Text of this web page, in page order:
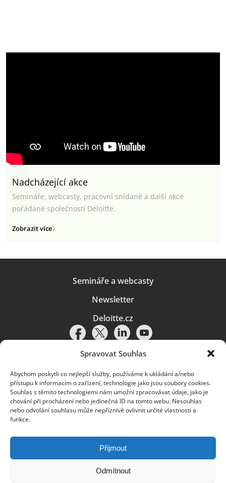
Spravovat Souhlas
Abychom poskytli co nejlepší služby, používáme k ukládání a/nebo
přístupu k informacím o zařízení, technologie jako jsou soubory cookies.
Souhlas s těmito technologiemi nám umožní zpracovávat údaje, jako je
chování při procházení nebo jedinečná ID na tomto webu. Nesouhlas
nebo odvolání souhlasu může nepříznivě ovlivnit určité vlastnosti a
funkce.
Přijmout
Odmítnout
Nadcházející akce
Semináře, webcasty, pracovní snídaně a další akce
pořádané společností Deloitte.
Zobrazit více
Semináře a webcasty
Newsletter
Deloitte.cz
Pravidla používání|Ochrana osobních údajů|Soubory cookies |
Deloitte.cz
© 2026. Více informací najdete vPravidlech používání.
Deloitte označuje jednu či více společností globální sítě členských
a přidružené subjekty (souhrnně „organizace Deloitte“). Společnost DTTL
(rovněž označovaná jako „Deloitte Global“) a každá z jejích členských
společností a jejich přidružených subjektů je samostatným a nezávislým
právním subjektem, který není oprávněn zavazovat nebo přijímat závazky
za jinou z těchto členských společností a jejich přidružených subjektů ve